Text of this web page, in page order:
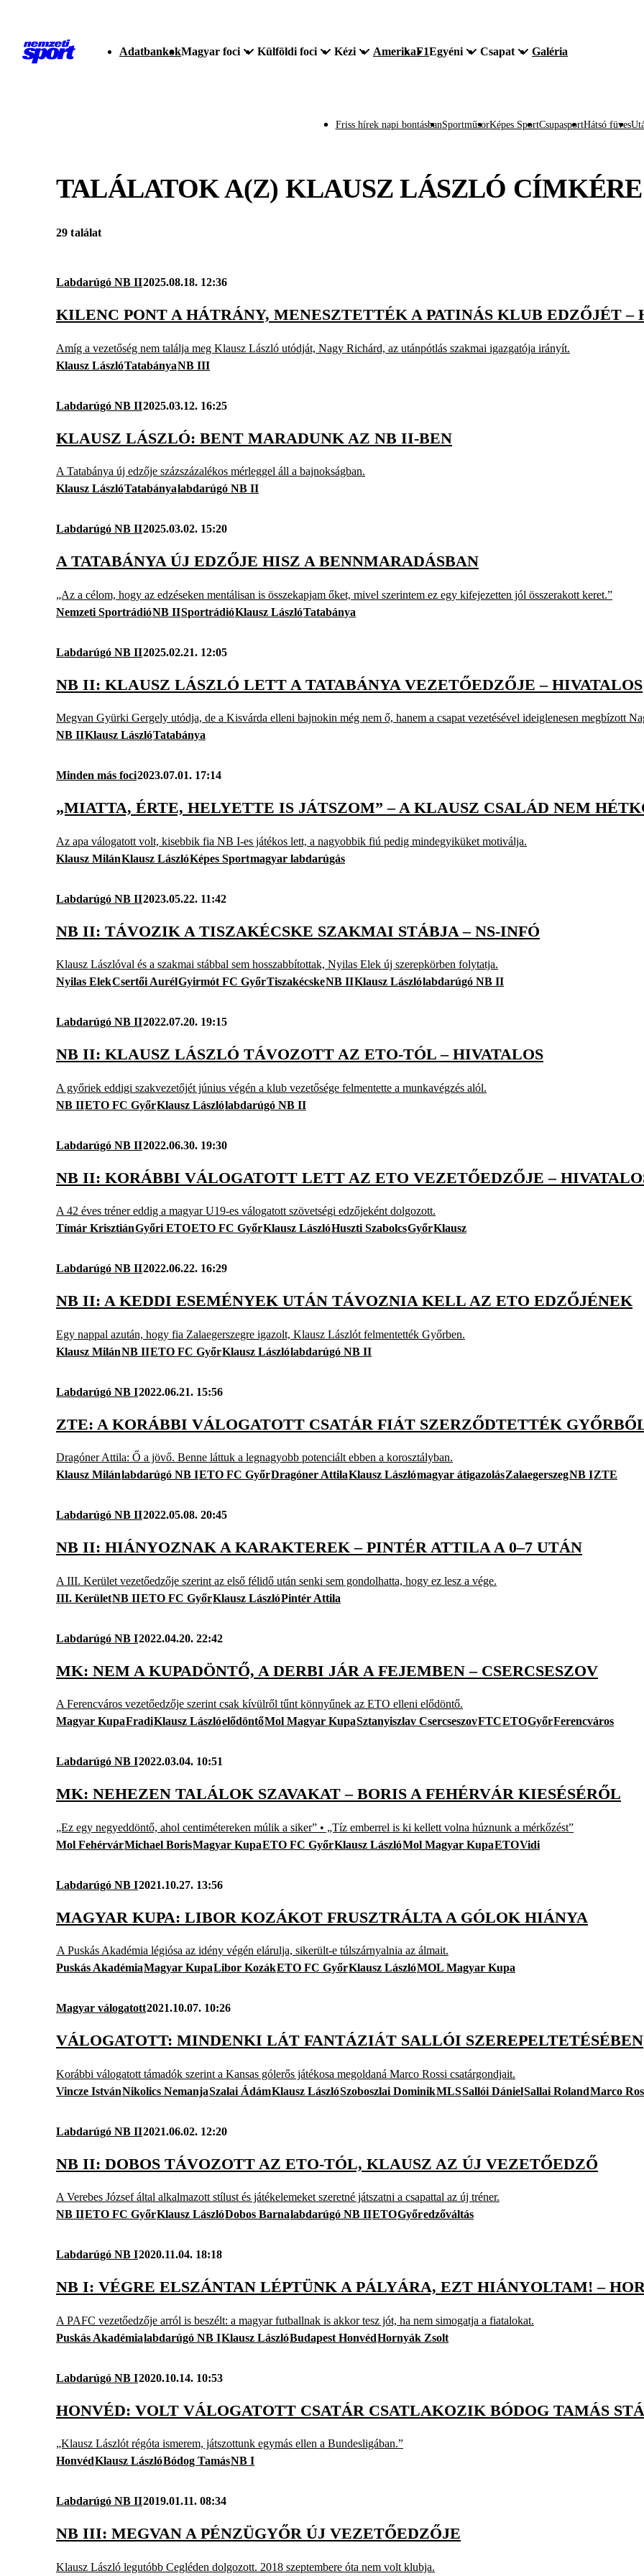
AdatbankokMagyar foci Külföldi foci Kézi AmerikaF1Egyéni Csapat Galéria
Friss hírek napi bontásbanSportműsorKépes SportCsupasportHátsó füves
TALÁLATOK A(Z) KLAUSZ LÁSZLÓ CÍMKÉRE
29 találat
Labdarúgó NB II2025.08.18. 12:36
KILENC PONT A HÁTRÁNY, MENESZTETTÉK A PATINÁS KLUB EDZŐJÉT –
Amíg a vezetőség nem találja meg Klausz László utódját, Nagy Richárd, az utánpótlás szakmai igazgatója irányít.
Klausz LászlóTatabányaNB III
Labdarúgó NB II2025.03.12. 16:25
KLAUSZ LÁSZLÓ: BENT MARADUNK AZ NB II-BEN
A Tatabánya új edzője százszázalékos mérleggel áll a bajnokságban.
Klausz LászlóTatabányalabdarúgó NB II
Labdarúgó NB II2025.03.02. 15:20
A TATABÁNYA ÚJ EDZŐJE HISZ A BENNMARADÁSBAN
„Az a célom, hogy az edzéseken mentálisan is összekapjam őket, mivel szerintem ez egy kifejezetten jól összerakott keret.”
Nemzeti SportrádióNB IISportrádióKlausz LászlóTatabánya
Labdarúgó NB II2025.02.21. 12:05
NB II: KLAUSZ LÁSZLÓ LETT A TATABÁNYA VEZETŐEDZŐJE – HIVATALOS
Megvan Gyürki Gergely utódja, de a Kisvárda elleni bajnokin még nem ő, hanem a csapat vezetésével ideiglenesen megbízott
NB IIKlausz LászlóTatabánya
Minden más foci2023.07.01. 17:14
„MIATTA, ÉRTE, HELYETTE IS JÁTSZOM” – A KLAUSZ CSALÁD NEM
Az apa válogatott volt, kisebbik fia NB I-es játékos lett, a nagyobbik fiú pedig mindegyiküket motiválja.
Klausz MilánKlausz LászlóKépes Sportmagyar labdarúgás
Labdarúgó NB II2023.05.22. 11:42
NB II: TÁVOZIK A TISZAKÉCSKE SZAKMAI STÁBJA – NS-INFÓ
Klausz Lászlóval és a szakmai stábbal sem hosszabbítottak, Nyilas Elek új szerepkörben folytatja.
Nyilas ElekCsertői AurélGyirmót FC GyőrTiszakécskeNB IIKlausz Lászlólabdarúgó NB II
Labdarúgó NB II2022.07.20. 19:15
NB II: KLAUSZ LÁSZLÓ TÁVOZOTT AZ ETO-TÓL – HIVATALOS
A győriek eddigi szakvezetőjét június végén a klub vezetősége felmentette a munkavégzés alól.
NB IIETO FC GyőrKlausz Lászlólabdarúgó NB II
Labdarúgó NB II2022.06.30. 19:30
NB II: KORÁBBI VÁLOGATOTT LETT AZ ETO VEZETŐEDZŐJE –
A 42 éves tréner eddig a magyar U19-es válogatott szövetségi edzőjeként dolgozott.
Tímár KrisztiánGyőri ETOETO FC GyőrKlausz LászlóHuszti SzabolcsGyőrKlausz
Labdarúgó NB II2022.06.22. 16:29
NB II: A KEDDI ESEMÉNYEK UTÁN TÁVOZNIA KELL AZ ETO EDZŐJÉNEK
Egy nappal azután, hogy fia Zalaegerszegre igazolt, Klausz Lászlót felmentették Győrben.
Klausz MilánNB IIETO FC GyőrKlausz Lászlólabdarúgó NB II
Labdarúgó NB I2022.06.21. 15:56
ZTE: A KORÁBBI VÁLOGATOTT CSATÁR FIÁT SZERZŐDTETTÉK
Dragóner Attila: Ő a jövő. Benne láttuk a legnagyobb potenciált ebben a korosztályban.
Klausz Milánlabdarúgó NB IETO FC GyőrDragóner AttilaKlausz Lászlómagyar átigazolásZalaegerszegNB IZTE
Labdarúgó NB II2022.05.08. 20:45
NB II: HIÁNYOZNAK A KARAKTEREK – PINTÉR ATTILA A 0–7 UTÁN
A III. Kerület vezetőedzője szerint az első félidő után senki sem gondolhatta, hogy ez lesz a vége.
III. KerületNB IIETO FC GyőrKlausz LászlóPintér Attila
Labdarúgó NB I2022.04.20. 22:42
MK: NEM A KUPADÖNTŐ, A DERBI JÁR A FEJEMBEN – CSERCSESZOV
A Ferencváros vezetőedzője szerint csak kívülről tűnt könnyűnek az ETO elleni elődöntő.
Magyar KupaFradiKlausz LászlóelődöntőMol Magyar KupaSztanyiszlav CsercseszovFTCETOGyőrFerencváros
Labdarúgó NB I2022.03.04. 10:51
MK: NEHEZEN TALÁLOK SZAVAKAT – BORIS A FEHÉRVÁR KIESÉSÉRŐL
„Ez egy negyeddöntő, ahol centimétereken múlik a siker” • „Tíz emberrel is ki kellett volna húznunk a mérkőzést”
Mol FehérvárMichael BorisMagyar KupaETO FC GyőrKlausz LászlóMol Magyar KupaETOVidi
Labdarúgó NB I2021.10.27. 13:56
MAGYAR KUPA: LIBOR KOZÁKOT FRUSZTRÁLTA A GÓLOK HIÁNYA
A Puskás Akadémia légiósa az idény végén elárulja, sikerült-e túlszárnyalnia az álmait.
Puskás AkadémiaMagyar KupaLibor KozákETO FC GyőrKlausz LászlóMOL Magyar Kupa
Magyar válogatott2021.10.07. 10:26
VÁLOGATOTT: MINDENKI LÁT FANTÁZIÁT SALLÓI SZEREPELTETÉSÉBEN
Korábbi válogatott támadók szerint a Kansas gólerős játékosa megoldaná Marco Rossi csatárgondjait.
Vincze IstvánNikolics NemanjaSzalai ÁdámKlausz LászlóSzoboszlai DominikMLSSallói DánielSallai RolandMarco
Labdarúgó NB II2021.06.02. 12:20
NB II: DOBOS TÁVOZOTT AZ ETO-TÓL, KLAUSZ AZ ÚJ VEZETŐEDZŐ
A Verebes József által alkalmazott stílust és játékelemeket szeretné játszatni a csapattal az új tréner.
NB IIETO FC GyőrKlausz LászlóDobos Barnalabdarúgó NB IIETOGyőredzőváltás
Labdarúgó NB I2020.11.04. 18:18
NB I: VÉGRE ELSZÁNTAN LÉPTÜNK A PÁLYÁRA, EZT HIÁNYOLTAM! –
A PAFC vezetőedzője arról is beszélt: a magyar futballnak is akkor tesz jót, ha nem simogatja a fiatalokat.
Puskás Akadémialabdarúgó NB IKlausz LászlóBudapest HonvédHornyák Zsolt
Labdarúgó NB I2020.10.14. 10:53
HONVÉD: VOLT VÁLOGATOTT CSATÁR CSATLAKOZIK BÓDOG TAMÁS
„Klausz Lászlót régóta ismerem, játszottunk egymás ellen a Bundesligában.”
HonvédKlausz LászlóBódog TamásNB I
Labdarúgó NB II2019.01.11. 08:34
NB III: MEGVAN A PÉNZÜGYŐR ÚJ VEZETŐEDZŐJE
Klausz László legutóbb Cegléden dolgozott. 2018 szeptembere óta nem volt klubja.